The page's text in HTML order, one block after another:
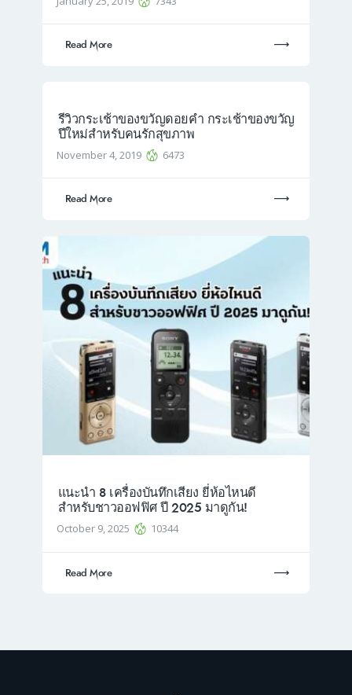
Read More
รีวิวกระเช้าของขวัญดอยคำ กระเช้าของขวัญ
ปีใหม่สำหรับคนรักสุขภาพ
November 4, 2019 6473
Read More
แนะนำ 8 เครื่องบันทึกเสียง ยี่ห้อไหนดี
สำหรับชาวออฟฟิศ ปี 2025 มาดูกัน!
October 9, 2025 10344
Read More